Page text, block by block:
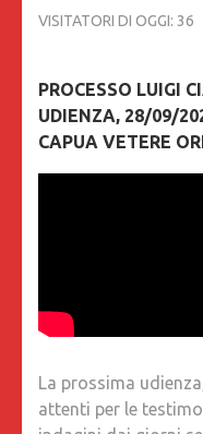
VISITATORI DI OGGI: 36
PROCESSO LUIGI
UDIENZA, 28/09/
CAPUA VETERE
La prossima
attenti per le